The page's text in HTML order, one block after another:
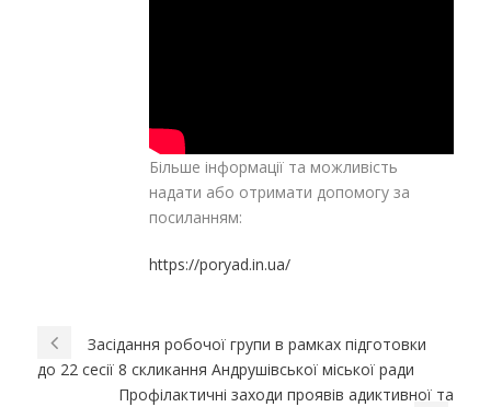
Більше інформації та можливість
надати або отримати допомогу за
посиланням:
https://poryad.in.ua/
Засідання робочої групи в рамках підготовки
до 22 сесії 8 скликання Андрушівської міської ради
Профілактичні заходи проявів адиктивної та